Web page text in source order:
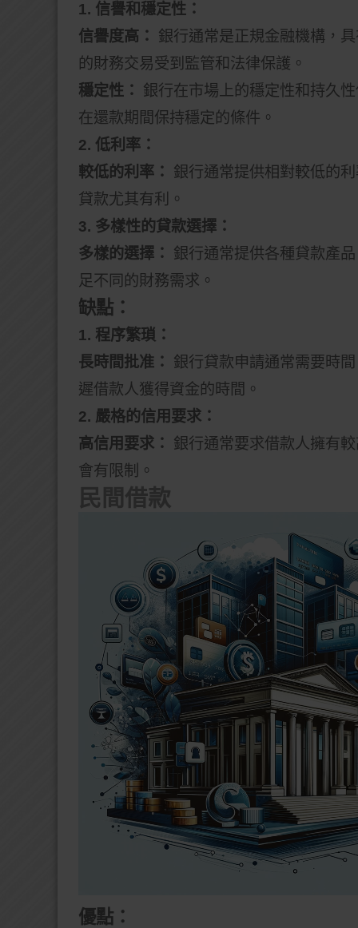
1. 信譽和穩定性：
信譽度高：
銀行通常是正規金融機構，
的財務交易受到監管和法律保護。
穩定性：
銀行在市場上的穩定性和持久
在還款期間保持穩定的條件。
2. 低利率：
較低的利率：
銀行通常提供相對較低的
貸款尤其有利。
3. 多樣性的貸款選擇：
多樣的選擇：
銀行通常提供各種貸款產
足不同的財務需求。
缺點：
1. 程序繁瑣：
長時間批准：
銀行貸款申請通常需要時
遲借款人獲得資金的時間。
2. 嚴格的信用要求：
高信用要求：
銀行通常要求借款人擁有
會有限制。
民間借款
優點：